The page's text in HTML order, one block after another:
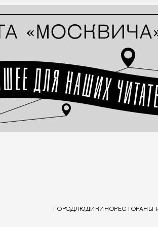
ГОРОДЛЮДИ КИНОРЕСТОРАНЫ